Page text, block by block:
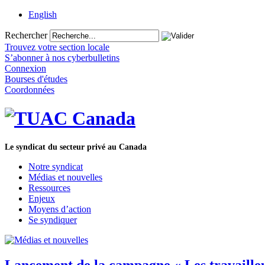
English
Rechercher
Trouvez votre section locale
S’abonner à nos cyberbulletins
Connexion
Bourses d'études
Coordonnées
Le syndicat du secteur privé au Canada
Notre syndicat
Médias et nouvelles
Ressources
Enjeux
Moyens d’action
Se syndiquer